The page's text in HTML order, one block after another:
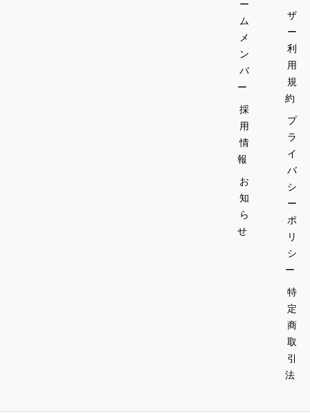
ー
ム
メ
ン
バ
ー
採
用
情
報
お
知
ら
せ
ザ
ー
利
用
規
約
プ
ラ
イ
バ
シ
ー
ポ
リ
シ
ー
特
定
商
取
引
法